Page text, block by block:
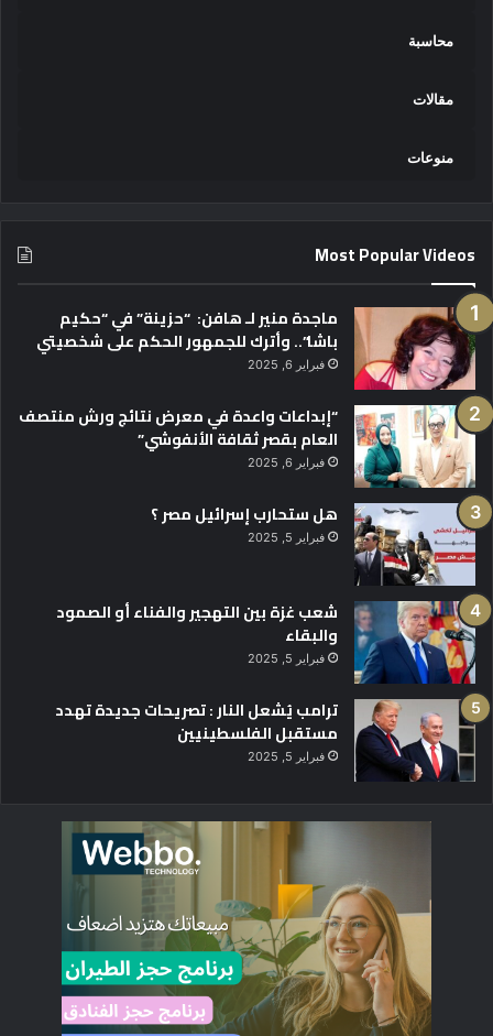
محاسبة
مقالات
منوعات
Most Popular Videos
ماجدة منير لـ هافن: “حزينة” في “حكيم
باشا”.. وأترك للجمهور الحكم على شخصيتي
فبراير 6, 2025
“إبداعات واعدة في معرض نتائج ورش منتصف
العام بقصر ثقافة الأنفوشي”
فبراير 6, 2025
هل ستحارب إسرائيل مصر ؟
فبراير 5, 2025
شعب غزة بين التهجير والفناء أو الصمود
والبقاء
فبراير 5, 2025
ترامب يُشعل النار : تصريحات جديدة تهدد
مستقبل الفلسطينيين
فبراير 5, 2025